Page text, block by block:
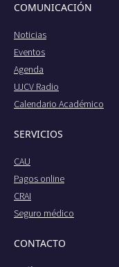
COMUNICACIÓN
Noticias
Eventos
Agenda
UJCV Radio
Calendario Académico
SERVICIOS
CAU
Pagos online
CRAI
Seguro médico
CONTACTO